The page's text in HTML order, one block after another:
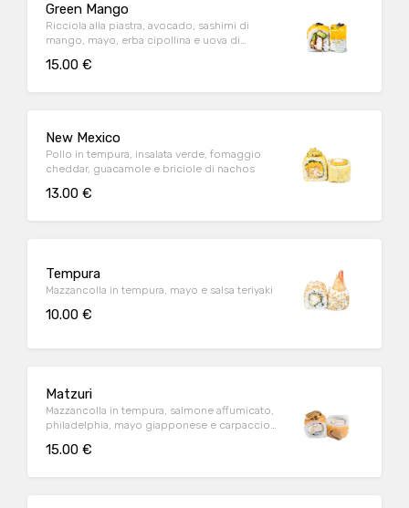
Green Mango
Ricciola alla piastra, avocado, sashimi di
mango, mayo, erba cipollina e uova di
15.00 €
New Mexico
Pollo in tempura, insalata verde, fomaggio
cheddar, guacamole e briciole di nachos
13.00 €
Tempura
Mazzancolla in tempura, mayo e salsa teriyaki
10.00 €
Matzuri
Mazzancolla in tempura, salmone affumicato,
philadelphia, mayo giapponese e carpaccio
15.00 €